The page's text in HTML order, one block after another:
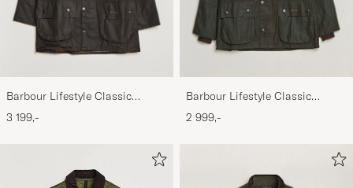
Barbour Lifestyle Classic
Beaufort Jacket Olive
3 199,-
Barbour Lifestyle Classic
Bedale Jacket Olive
2 999,-